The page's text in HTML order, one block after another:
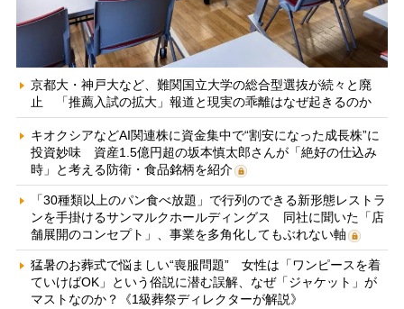
京都大・神戸大など、難関国立大学の総合型選抜が続々と廃
止 「推薦入試の拡大」報道と現実の乖離はなぜ起きるのか
キオクシアなどAI関連株に資金集中で“割安になった成長株”に
投資妙味 資産1.5億円超の坂本慎太郎さんが「絶好の仕込み
時」と考える防衛・食品銘柄を紹介
「30種類以上のパン食べ放題」で行列のできる新形態レストラ
ンを手掛けるサンマルクホールディングス 同社に聞いた「店
舗展開のコンセプト」、事業を多角化してもぶれない軸
猛暑のお葬式で悩ましい“喪服問題” 女性は「ワンピースを着
ていけばOK」という俗説に潜む誤解、なぜ「ジャケット」が
マストなのか？《1級葬祭ディレクターが解説》